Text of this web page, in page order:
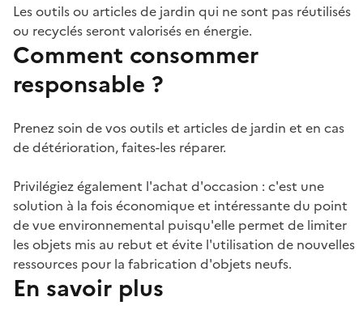
Les outils ou articles de jardin qui ne sont pas réutilisés
ou recyclés seront valorisés en énergie.
Comment consommer
responsable ?
Prenez soin de vos outils et articles de jardin et en cas
de détérioration, faites-les réparer.
Privilégiez également l'achat d'occasion : c'est une
solution à la fois économique et intéressante du point
de vue environnemental puisqu'elle permet de limiter
les objets mis au rebut et évite l'utilisation de nouvelles
ressources pour la fabrication d'objets neufs.
En savoir plus